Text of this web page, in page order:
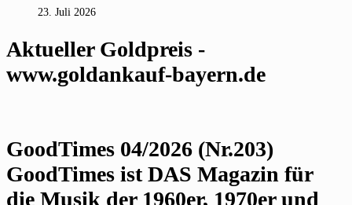
23. Juli 2026
Aktueller Goldpreis -
www.goldankauf-bayern.de
GoodTimes 04/2026 (Nr.203)
GoodTimes ist DAS Magazin für
die Musik der 1960er, 1970er und